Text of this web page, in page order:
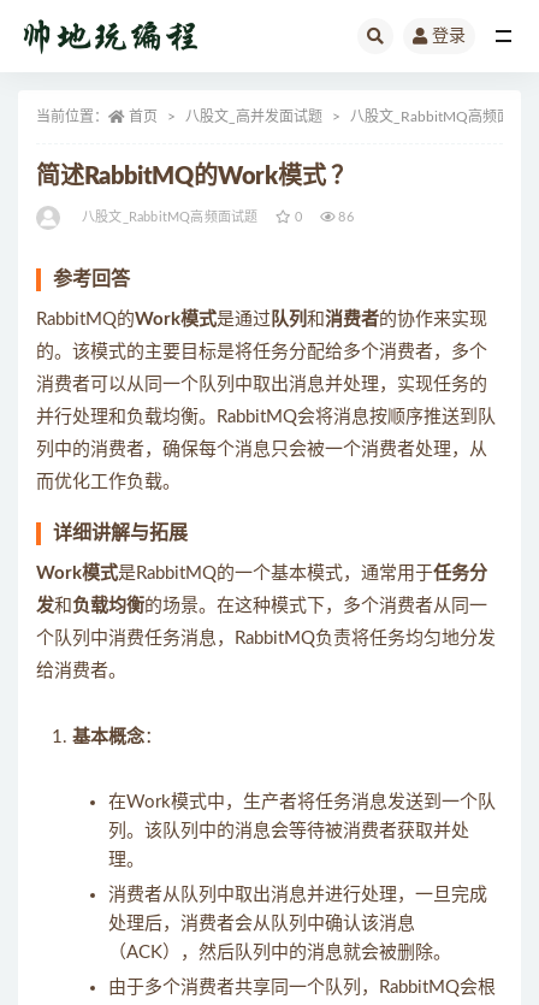
登录
当前位置： 首页 八股文_高并发面试题 八股文_RabbitMQ高频面试题
简述RabbitMQ的Work模式 ？
八股文_RabbitMQ高频面试题 0 86
参考回答
RabbitMQ的Work模式是通过 队列 和消费者的协作来实现
的。该模式的主要目标是将任务分配给多个消费者，多个
消费者可以从同一个队列中取出消息并处理，实现任务的
并行处理和负载均衡。RabbitMQ会将消息按顺序推送到队
列中的消费者，确保每个消息只会被一个消费者处理，从
而优化工作负载。
详细讲解与拓展
Work模式是RabbitMQ的一个基本模式，通常用于任务分
发和 负载均衡的场景。在这种模式下，多个消费者从同一
个队列中消费任务消息，RabbitMQ负责将任务均匀地分发
给消费者。
基本概念：
在Work模式中，生产者将任务消息发送到一个队
列。该队列中的消息会等待被消费者获取并处
理。
消费者从队列中取出消息并进行处理，一旦完成
处理后，消费者会从队列中确认该消息
（ACK），然后队列中的消息就会被删除。
由于多个消费者共享同一个队列，RabbitMQ会根